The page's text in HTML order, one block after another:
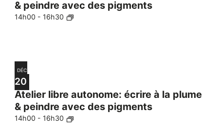
& peindre avec des pigments
14h00 - 16h30
DÉC
20
Atelier libre autonome: écrire à la plume
& peindre avec des pigments
14h00 - 16h30